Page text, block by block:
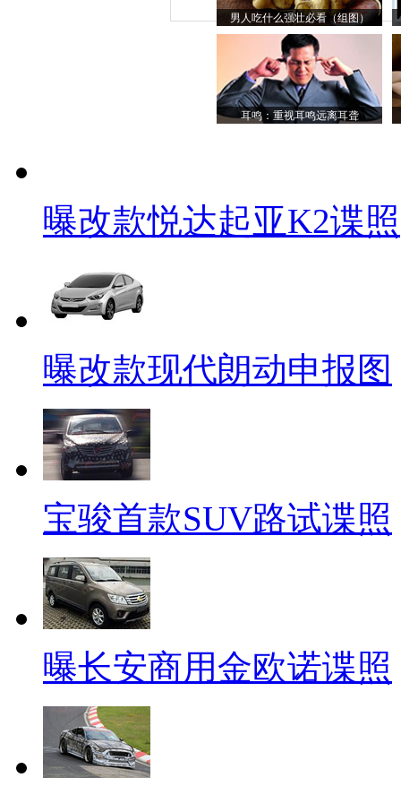
男人吃什么强壮必看（组图）
耳鸣：重视耳鸣远离耳聋
曝改款悦达起亚K2谍照
曝改款现代朗动申报图
宝骏首款SUV路试谍照
曝长安商用金欧诺谍照